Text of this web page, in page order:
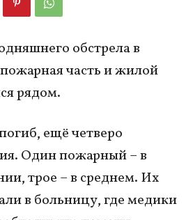
обстрела в
часть и жилой
рядом.
ещё четверо
Один пожарный – в
трое – в среднем. Их
в больницу, где медики